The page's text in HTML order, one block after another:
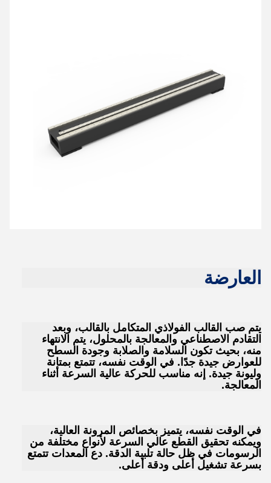
العارضة
يتم صب القالب الفولاذي المتكامل بالقالب، وبعد
التقادم الاصطناعي والمعالجة بالمحلول، يتم الانتهاء
منه، بحيث تكون السلامة والصلابة وجودة السطح
للعوارض جيدة جدًا. في الوقت نفسه، تتمتع بمتانة
وليونة جيدة. إنه مناسب للحركة عالية السرعة أثناء
المعالجة.
في الوقت نفسه، يتميز بخصائص المرونة العالية،
ويمكنه تحقيق القطع عالي السرعة لأنواع مختلفة من
الرسومات في ظل حالة تلبية الدقة. دع المعدات تتمتع
بسرعة تشغيل أعلى ودقة أعلى.